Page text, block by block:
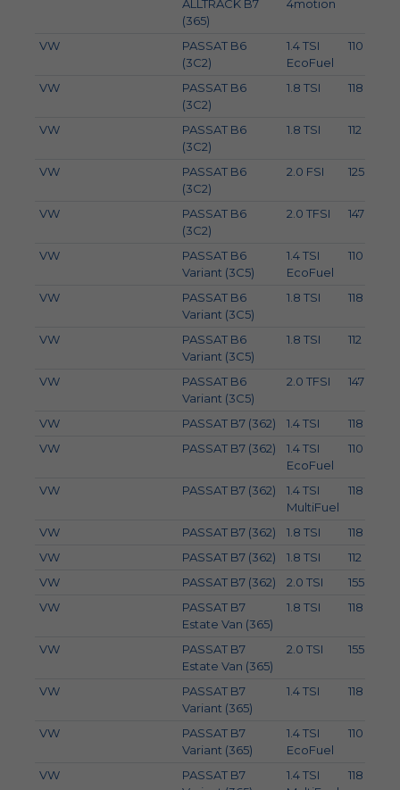
ALLTRACK B7
(365)
4motion
VW
PASSAT B6
(3C2)
1.4 TSI
EcoFuel
110
VW
PASSAT B6
(3C2)
1.8 TSI 118
VW
PASSAT B6
(3C2)
1.8 TSI 112
VW
PASSAT B6
(3C2)
2.0 FSI 125
VW
PASSAT B6
(3C2)
2.0 TFSI 147
VW
PASSAT B6
Variant (3C5)
1.4 TSI
EcoFuel
110
VW
PASSAT B6
Variant (3C5)
1.8 TSI 118
VW
PASSAT B6
Variant (3C5)
1.8 TSI 112
VW
PASSAT B6
Variant (3C5)
2.0 TFSI 147
VW PASSAT B7 (362) 1.4 TSI 118
VW
PASSAT B7 (362)
1.4 TSI
EcoFuel
110
VW PASSAT B7 (362)
1.4 TSI
MultiFuel
118
VW PASSAT B7 (362) 1.8 TSI 118
VW
PASSAT B7 (362) 1.8 TSI 112
VW
PASSAT B7 (362) 2.0 TSI 155
VW
PASSAT B7
Estate Van (365)
1.8 TSI 118
VW
PASSAT B7
Estate Van (365)
2.0 TSI 155
VW
PASSAT B7
Variant (365)
1.4 TSI 118
VW
PASSAT B7
Variant (365)
1.4 TSI
EcoFuel
110
VW
PASSAT B7
1.4 TSI
118